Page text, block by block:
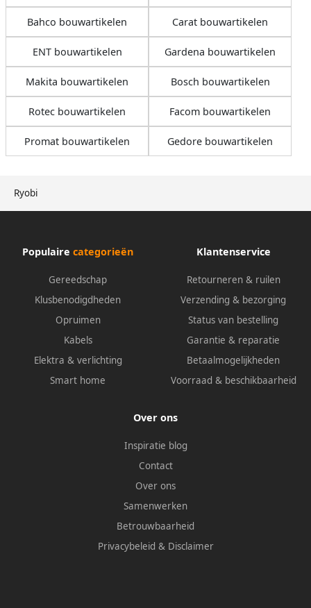
Ryobi
Bahco bouwartikelen Carat bouwartikelen
ENT bouwartikelen Gardena bouwartikelen
Makita bouwartikelen Bosch bouwartikelen
Rotec bouwartikelen Facom bouwartikelen
Promat bouwartikelen Gedore bouwartikelen
Populaire categorieën
Gereedschap
Klusbenodigdheden
Opruimen
Kabels
Elektra & verlichting
Smart home
Klantenservice
Retourneren & ruilen
Verzending & bezorging
Status van bestelling
Garantie & reparatie
Betaalmogelijkheden
Voorraad & beschikbaarheid
Over ons
Inspiratie blog
Contact
Over ons
Samenwerken
Betrouwbaarheid
Privacybeleid & Disclaimer